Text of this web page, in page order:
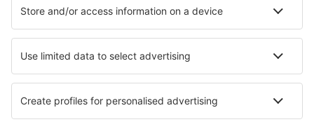
Ubytování in Brooklyn Ubytování v Corpus Christi
Ubytování in Murrells Inlet Ubytování v Mese
Nejlepší ubytování - města